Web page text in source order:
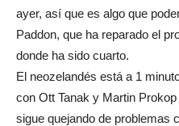
ayer, así que es algo que
Paddon, que ha reparado el
donde ha sido cuarto.
El neozelandés está a 1
con Ott Tanak y Martin
sigue quejando de problemas